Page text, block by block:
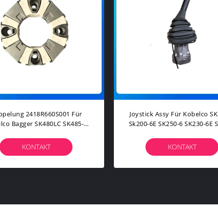
E0301 LC13E01438P2
Für
Motor 30-Tonnen-Bagger
KONTAKT
LQ13E01246P1
Kabelbaum Für KOBELCO
KONTAKT